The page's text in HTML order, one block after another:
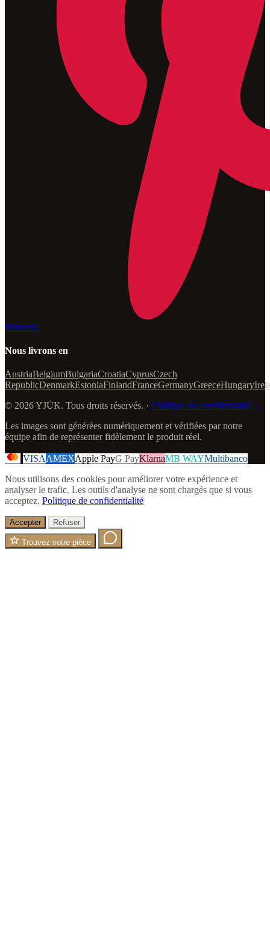
Pinterest
Nous livrons en
AustriaBelgiumBulgariaCroatiaCyprusCzech
RepublicDenmarkEstoniaFinlandFranceGermanyGreeceHungary
© 2026 YJÜK. Tous droits réservés. · Politique de confidentialité
Les images sont générées numériquement et vérifiées par notre
équipe afin de représenter fidèlement le produit réel.
VISAAMEXApple PayG PayKlarnaMB WAYMultibanco
Nous utilisons des cookies pour améliorer votre expérience et
analyser le trafic. Les outils d'analyse ne sont chargés que si vous
acceptez. Politique de confidentialité
Accepter Refuser
Trouvez votre pièce